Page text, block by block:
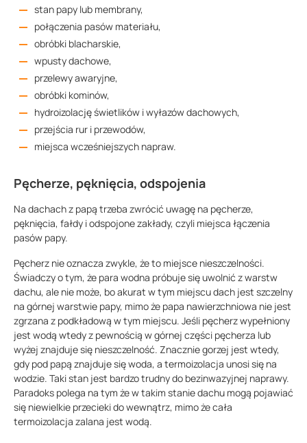
stan papy lub membrany,
połączenia pasów materiału,
obróbki blacharskie,
wpusty dachowe,
przelewy awaryjne,
obróbki kominów,
hydroizolację świetlików i wyłazów dachowych,
przejścia rur i przewodów,
miejsca wcześniejszych napraw.
Pęcherze, pęknięcia, odspojenia
Na dachach z papą trzeba zwrócić uwagę na pęcherze,
pęknięcia, fałdy i odspojone zakłady, czyli miejsca łączenia
pasów papy.
Pęcherz nie oznacza zwykle, że to miejsce nieszczelności.
Świadczy o tym, że para wodna próbuje się uwolnić z warstw
dachu, ale nie może, bo akurat w tym miejscu dach jest szczelny
na górnej warstwie papy, mimo że papa nawierzchniowa nie jest
zgrzana z podkładową w tym miejscu. Jeśli pęcherz wypełniony
jest wodą wtedy z pewnością w górnej części pęcherza lub
wyżej znajduje się nieszczelność. Znacznie gorzej jest wtedy,
gdy pod papą znajduje się woda, a termoizolacja unosi się na
wodzie. Taki stan jest bardzo trudny do bezinwazyjnej naprawy.
Paradoks polega na tym że w takim stanie dachu mogą pojawiać
się niewielkie przecieki do wewnątrz, mimo że cała
termoizolacja zalana jest wodą.